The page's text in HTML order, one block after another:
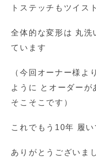
トステッチもツイス
全体的な変形は 丸洗
ています
（今回オーナー様よ
ように とオーダーが
そこそこです）
これでもう10年 履
ありがとうございま